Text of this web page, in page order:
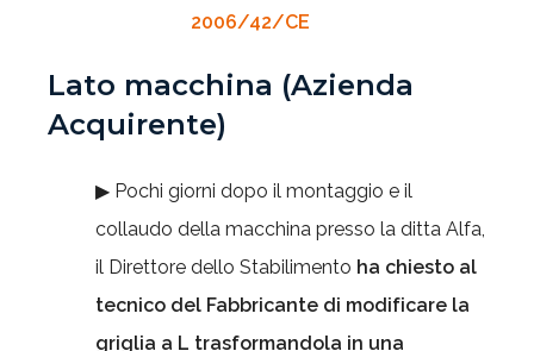
2006/42/CE
Lato macchina (Azienda
Acquirente)
▶ Pochi giorni dopo il montaggio e il
collaudo della macchina presso la ditta Alfa,
il Direttore dello Stabilimento ha chiesto al
tecnico del Fabbricante di modificare la
griglia a L trasformandola in una